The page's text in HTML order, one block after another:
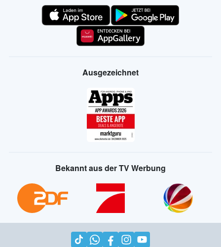
Ausgezeichnet
Bekannt aus der TV Werbung